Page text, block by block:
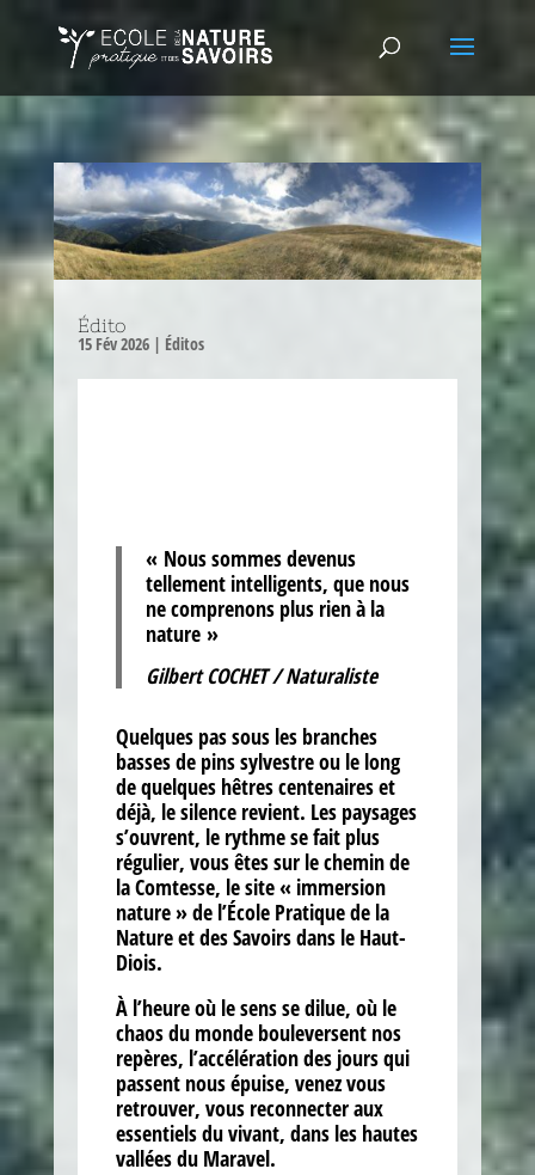
Édito
15 Fév 2026| Éditos
« Nous sommes devenus
tellement intelligents, que nous
ne comprenons plus rien à la
nature »
Gilbert COCHET / Naturaliste
Quelques pas sous les branches
basses de pins sylvestre ou le long
de quelques hêtres centenaires et
déjà, le silence revient. Les paysages
s’ouvrent, le rythme se fait plus
régulier, vous êtes sur le chemin de
la Comtesse, le site « immersion
nature » de l’École Pratique de la
Nature et des Savoirs dans le Haut-
Diois.
À l’heure où le sens se dilue, où le
chaos du monde bouleversent nos
repères, l’accélération des jours qui
passent nous épuise, venez vous
retrouver, vous reconnecter aux
essentiels du vivant, dans les hautes
vallées du Maravel.